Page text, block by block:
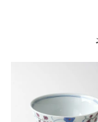
A.一般的なギフ
B.婚礼や出産